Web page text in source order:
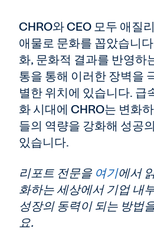
CHRO와 CEO 모두 애질
애물로 문화를 꼽았습니
화, 문화적 결과를 반영하
통을 통해 이러한 장벽을
별한 위치에 있습니다. 급
화 시대에 CHRO는 변화
들의 역량을 강화해 성공
있습니다.
리포트 전문을 여기에서
화하는 세상에서 기업 내
성장의 동력이 되는 방법
요.